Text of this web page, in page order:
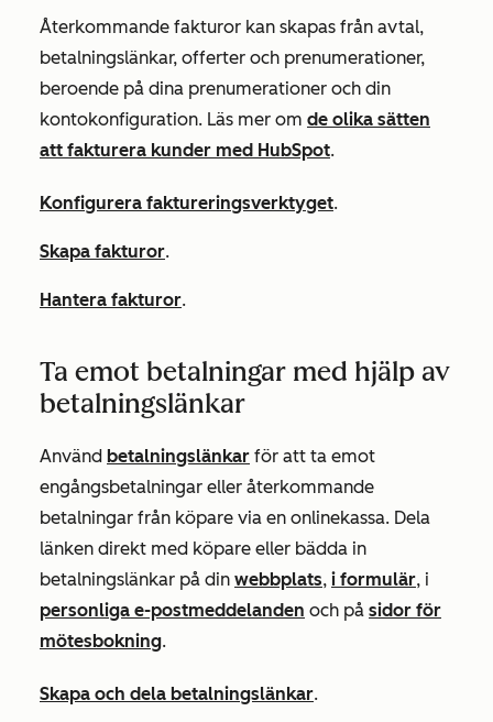
Återkommande fakturor kan skapas från avtal,
betalningslänkar, offerter och prenumerationer,
beroende på dina prenumerationer och din
kontokonfiguration. Läs mer om de olika sätten
att fakturera kunder med HubSpot.
Konfigurera faktureringsverktyget.
Skapa fakturor.
Hantera fakturor.
Ta emot betalningar med hjälp av
betalningslänkar
Använd betalningslänkar för att ta emot
engångsbetalningar eller återkommande
betalningar från köpare via en onlinekassa. Dela
länken direkt med köpare eller bädda in
betalningslänkar på din webbplats, i formulär, i
personliga e-postmeddelanden och på sidor för
mötesbokning.
Skapa och dela betalningslänkar.